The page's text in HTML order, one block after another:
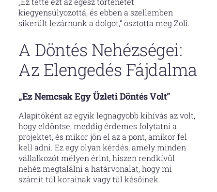
kiegyensúlyozottá, és ebben a szellemben
sikerült lezárnunk a dolgot,” osztotta meg Zoli.
A Döntés Nehézségei:
Az Elengedés Fájdalma
„Ez Nemcsak Egy Üzleti Döntés Volt”
Alapítóként az egyik legnagyobb kihívás az volt,
hogy eldöntse, meddig érdemes folytatni a
projektet, és mikor jön el az a pont, amikor fel
kell adni. Ez egy olyan kérdés, amely minden
vállalkozót mélyen érint, hiszen rendkívül
nehéz megtalálni a határvonalat, hogy mi
számít túl korainak vagy túl későinek.